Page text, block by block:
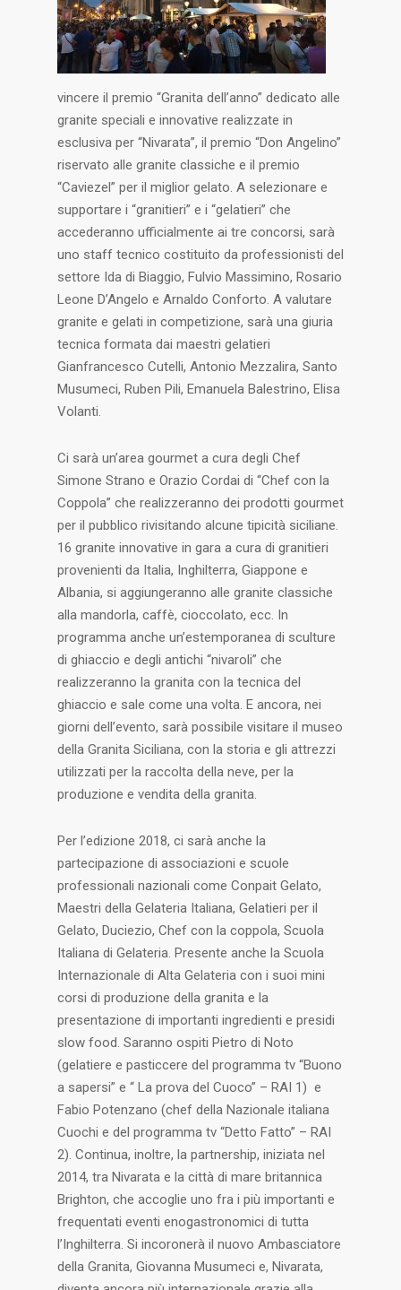
vincere il premio “Granita dell’anno” dedicato alle
granite speciali e innovative realizzate in
esclusiva per “Nivarata”, il premio “Don Angelino”
riservato alle granite classiche e il premio
“Caviezel” per il miglior gelato. A selezionare e
supportare i “granitieri” e i “gelatieri” che
accederanno ufficialmente ai tre concorsi, sarà
uno staff tecnico costituito da professionisti del
settore Ida di Biaggio, Fulvio Massimino, Rosario
Leone D’Angelo e Arnaldo Conforto. A valutare
granite e gelati in competizione, sarà una giuria
tecnica formata dai maestri gelatieri
Gianfrancesco Cutelli, Antonio Mezzalira, Santo
Musumeci, Ruben Pili, Emanuela Balestrino, Elisa
Volanti.
Ci sarà un’area gourmet a cura degli Chef
Simone Strano e Orazio Cordai di “Chef con la
Coppola” che realizzeranno dei prodotti gourmet
per il pubblico rivisitando alcune tipicità siciliane.
16 granite innovative in gara a cura di granitieri
provenienti da Italia, Inghilterra, Giappone e
Albania, si aggiungeranno alle granite classiche
alla mandorla, caffè, cioccolato, ecc. In
programma anche un’estemporanea di sculture
di ghiaccio e degli antichi “nivaroli” che
realizzeranno la granita con la tecnica del
ghiaccio e sale come una volta. E ancora, nei
giorni dell’evento, sarà possibile visitare il museo
della Granita Siciliana, con la storia e gli attrezzi
utilizzati per la raccolta della neve, per la
produzione e vendita della granita.
Per l’edizione 2018, ci sarà anche la
partecipazione di associazioni e scuole
professionali nazionali come Conpait Gelato,
Maestri della Gelateria Italiana, Gelatieri per il
Gelato, Duciezio, Chef con la coppola, Scuola
Italiana di Gelateria. Presente anche la Scuola
Internazionale di Alta Gelateria con i suoi mini
corsi di produzione della granita e la
presentazione di importanti ingredienti e presidi
slow food. Saranno ospiti Pietro di Noto
(gelatiere e pasticcere del programma tv “Buono
a sapersi” e “ La prova del Cuoco” – RAI 1) e
Fabio Potenzano (chef della Nazionale italiana
Cuochi e del programma tv “Detto Fatto” – RAI
2). Continua, inoltre, la partnership, iniziata nel
2014, tra Nivarata e la città di mare britannica
Brighton, che accoglie uno fra i più importanti e
frequentati eventi enogastronomici di tutta
l’Inghilterra. Si incoronerà il nuovo Ambasciatore
della Granita, Giovanna Musumeci e, Nivarata,